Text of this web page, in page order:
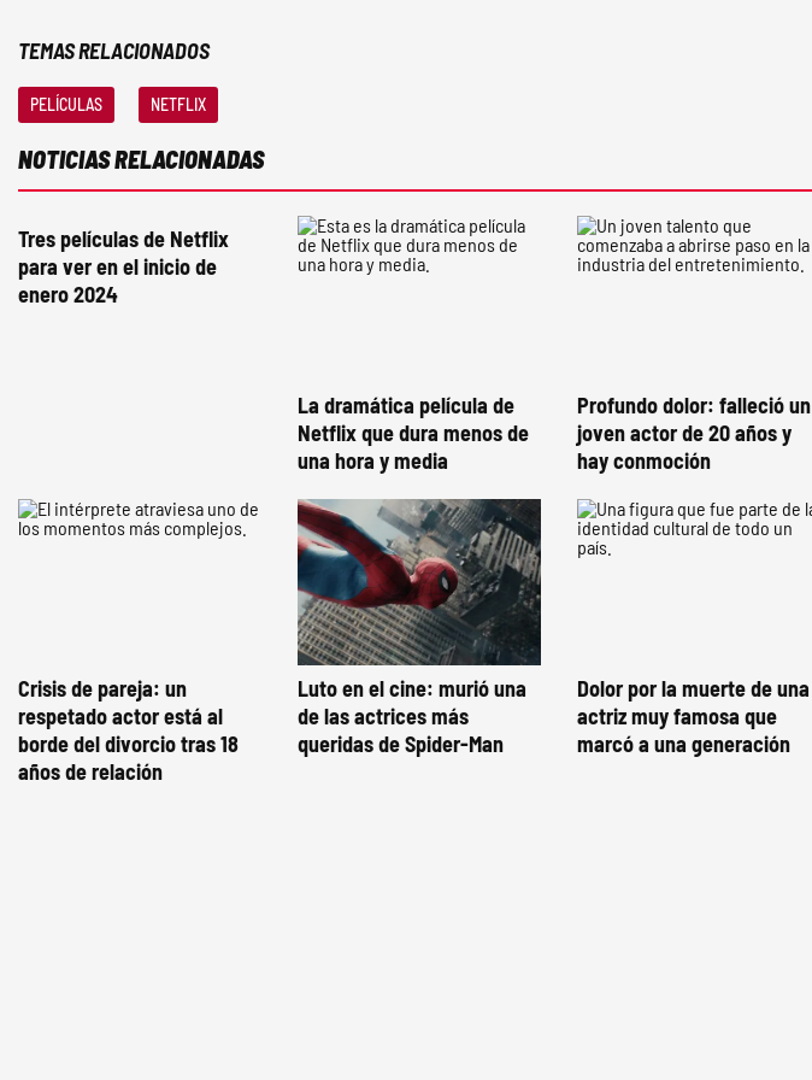
TEMAS RELACIONADOS
PELÍCULAS NETFLIX
NOTICIAS RELACIONADAS
Tres películas de Netflix
para ver en el inicio de
enero 2024
La dramática película de
Netflix que dura menos de
una hora y media
Profundo dolor: falleció un
joven actor de 20 años y
hay conmoción
Crisis de pareja: un
respetado actor está al
borde del divorcio tras 18
años de relación
Luto en el cine: murió una
de las actrices más
queridas de Spider-Man
Dolor por la muerte de una
actriz muy famosa que
marcó a una generación